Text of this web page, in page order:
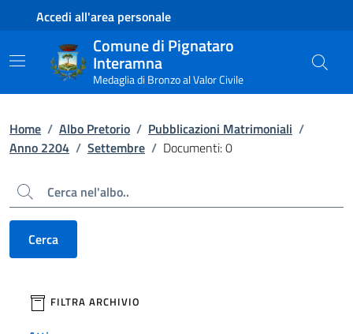
Contenuto principale
Piede di paginaAccedi all'area personale
Comune di Pignataro
Interamna
Medaglia di Bronzo al Valor Civile
Home / Albo Pretorio / Pubblicazioni Matrimoniali /
Anno 2204 / Settembre / Documenti: 0
Cerca
Cerca
filtri da applicare
FILTRA ARCHIVIO